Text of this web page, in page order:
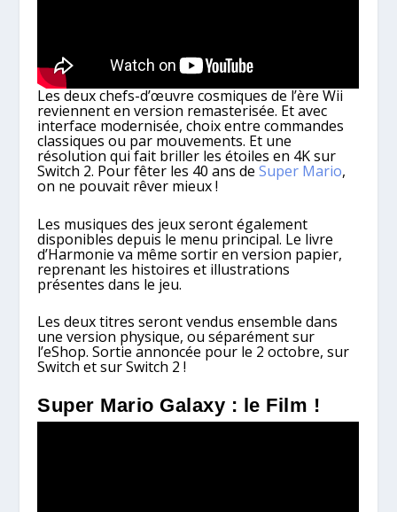
Les deux chefs-d’œuvre cosmiques de l’ère Wii
reviennent en version remasterisée. Et avec
interface modernisée, choix entre commandes
classiques ou par mouvements. Et une
résolution qui fait briller les étoiles en 4K sur
Switch 2. Pour fêter les 40 ans deSuper Mario,
on ne pouvait rêver mieux !
Les musiques des jeux seront également
disponibles depuis le menu principal. Le livre
d’Harmonie va même sortir en version papier,
reprenant les histoires et illustrations
présentes dans le jeu.
Les deux titres seront vendus ensemble dans
une version physique, ou séparément sur
l’eShop. Sortie annoncée pour le 2 octobre, sur
Switch et sur Switch 2 !
Super Mario Galaxy : le Film !